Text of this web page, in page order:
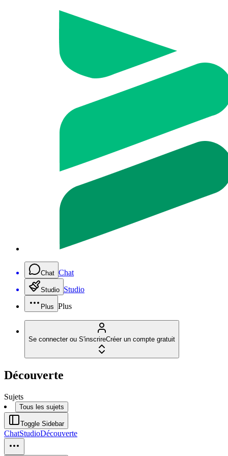
Chat Chat
Studio Studio
Plus Plus
Se connecter ou S'inscrireCréer un compte gratuit
Découverte
Sujets
Tous les sujets
Toggle Sidebar
ChatStudioDécouverte